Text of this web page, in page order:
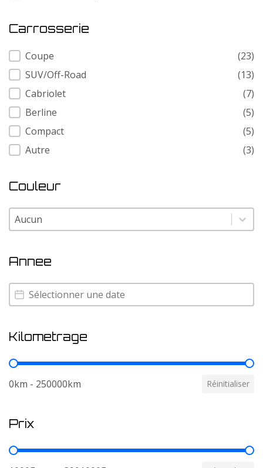
Carrosserie
Carrosserie
Coupe
(23)
SUV/Off-Road
(13)
Cabriolet
(7)
Berline
(5)
Compact
(5)
Autre
(3)
Couleur
Couleur
Couleur
Annee
Annee
Annee
Kilometrage
Kilometrage
0km - 250000km Réinitialiser
Prix
Prix